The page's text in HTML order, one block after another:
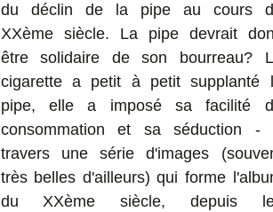
du déclin de la pipe au cours
XXème siècle. La pipe devrait
être solidaire de son bourreau?
cigarette a petit à petit supplanté
pipe, elle a imposé sa facilité
consommation et sa séduction -
travers une série d'images
très belles d'ailleurs) qui forme
du XXème siècle, depuis